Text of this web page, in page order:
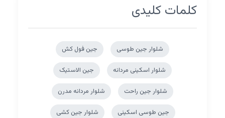
کلمات کلیدی
شلوار جین طوسی جین فول کش
شلوار اسکینی مردانه جین الاستیک
شلوار جین راحت شلوار مردانه مدرن
جین طوسی اسکینی شلوار جین کشی